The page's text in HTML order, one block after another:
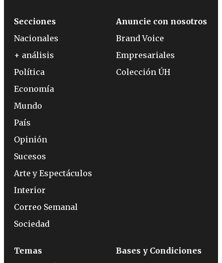
Secciones
Nacionales
+ análisis
Política
Economía
Mundo
País
Opinión
Sucesos
Arte y Espectáculos
Interior
Correo Semanal
Sociedad
Anuncie con nosotros
Brand Voice
Empresariales
Colección ÚH
Temas
Bases y Condiciones